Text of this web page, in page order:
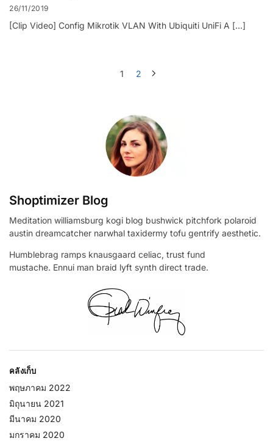
26/11/2019
[Clip Video] Config Mikrotik VLAN With Ubiquiti UniFi A […]
1 2
Shoptimizer Blog
Meditation williamsburg kogi blog bushwick pitchfork polaroid
austin dreamcatcher narwhal taxidermy tofu gentrify aesthetic.
Humblebrag ramps knausgaard celiac, trust fund
mustache. Ennui man braid lyft synth direct trade.
คลังเก็บ
พฤษภาคม 2022
มิถุนายน 2021
มีนาคม 2020
มกราคม 2020